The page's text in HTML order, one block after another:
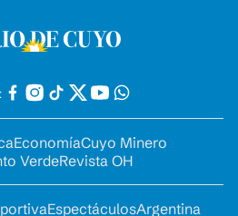
EconomíaCuyo Minero
VerdeRevista OH
EspectáculosArgentina